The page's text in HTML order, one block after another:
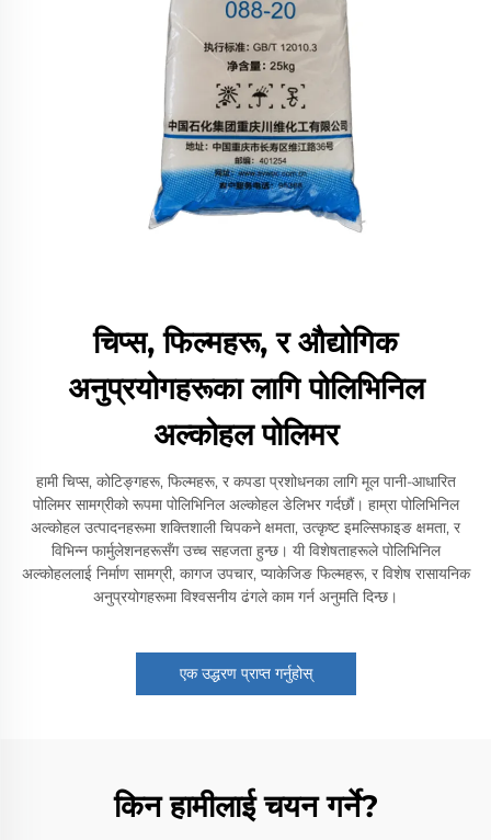
चिप्स, फिल्महरू, र औद्योगिक
अनुप्रयोगहरूका लागि पोलिभिनिल
अल्कोहल पोलिमर
हामी चिप्स, कोटिङ्गहरू, फिल्महरू, र कपडा प्रशोधनका लागि मूल पानी-आधारित
पोलिमर सामग्रीको रूपमा पोलिभिनिल अल्कोहल डेलिभर गर्दछौं। हाम्रा पोलिभिनिल
अल्कोहल उत्पादनहरूमा शक्तिशाली चिपकने क्षमता, उत्कृष्ट इमल्सिफाइङ क्षमता, र
विभिन्न फार्मुलेशनहरूसँग उच्च सहजता हुन्छ। यी विशेषताहरूले पोलिभिनिल
अल्कोहललाई निर्माण सामग्री, कागज उपचार, प्याकेजिङ फिल्महरू, र विशेष रासायनिक
अनुप्रयोगहरूमा विश्वसनीय ढंगले काम गर्न अनुमति दिन्छ।
एक उद्धरण प्राप्त गर्नुहोस्
किन हामीलाई चयन गर्ने?